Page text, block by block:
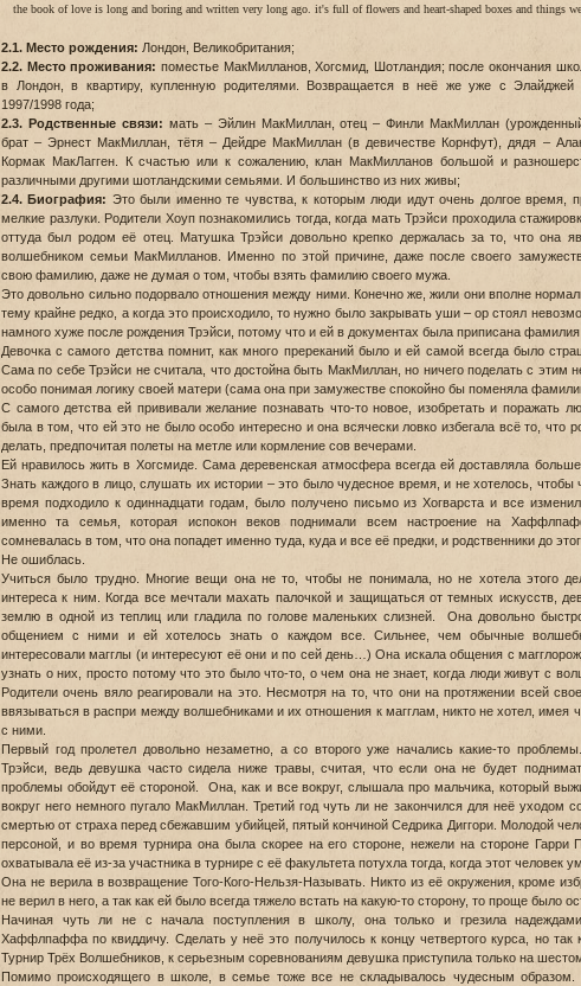
the book of love is long and boring and written very long ago. it's full of flowers and heart-shaped boxes and things
2.1. Место рождения: Лондон, Великобритания;
2.2. Место проживания: поместье МакМилланов, Хогсмид, Шотландия; после окончания
в Лондон, в квартиру, купленную родителями. Возвращается в неё же уже с
1997/1998 года;
2.3. Родственные связи: мать – Эйлин МакМиллан, отец – Финли МакМиллан
брат – Эрнест МакМиллан, тётя – Дейдре МакМиллан (в девичестве Корнфут), дядя –
Кормак МакЛагген. К счастью или к сожалению, клан МакМилланов большой и
различными другими шотландскими семьями. И большинство из них живы;
2.4. Биография: Это были именно те чувства, к которым люди идут очень долгое время,
мелкие разлуки. Родители Хоуп познакомились тогда, когда мать Трэйси проходила
оттуда был родом её отец. Матушка Трэйси довольно крепко держалась за то, что она
волшебником семьи МакМилланов. Именно по этой причине, даже после своего
свою фамилию, даже не думая о том, чтобы взять фамилию своего мужа.
Это довольно сильно подорвало отношения между ними. Конечно же, жили они вполне
тему крайне редко, а когда это происходило, то нужно было закрывать уши – ор стоял
намного хуже после рождения Трэйси, потому что и ей в документах была приписана
Девочка с самого детства помнит, как много пререканий было и ей самой всегда было
Сама по себе Трэйси не считала, что достойна быть МакМиллан, но ничего поделать с этим
особо понимая логику своей матери (сама она при замужестве спокойно бы поменяла
С самого детства ей прививали желание познавать что-то новое, изобретать и поражать
была в том, что ей это не было особо интересно и она всячески ловко избегала всё то, что
делать, предпочитая полеты на метле или кормление сов вечерами.
Ей нравилось жить в Хогсмиде. Сама деревенская атмосфера всегда ей доставляла
Знать каждого в лицо, слушать их истории – это было чудесное время, и не хотелось, чтобы
время подходило к одиннадцати годам, было получено письмо из Хогварста и все
именно та семья, которая испокон веков поднимали всем настроение на
сомневалась в том, что она попадет именно туда, куда и все её предки, и родственники до
Не ошиблась.
Учиться было трудно. Многие вещи она не то, чтобы не понимала, но не хотела этого
интереса к ним. Когда все мечтали махать палочкой и защищаться от темных искусств,
землю в одной из теплиц или гладила по голове маленьких слизней. Она довольно
общением с ними и ей хотелось знать о каждом все. Сильнее, чем обычные
интересовали магглы (и интересуют её они и по сей день…) Она искала общения с
узнать о них, просто потому что это было что-то, о чем она не знает, когда люди живут с
Родители очень вяло реагировали на это. Несмотря на то, что они на протяжении всей
ввязываться в распри между волшебниками и их отношения к магглам, никто не хотел, имея
с ними.
Первый год пролетел довольно незаметно, а со второго уже начались какие-то
Трэйси, ведь девушка часто сидела ниже травы, считая, что если она не будет
проблемы обойдут её стороной. Она, как и все вокруг, слышала про мальчика, который
вокруг него немного пугало МакМиллан. Третий год чуть ли не закончился для неё уходом
смертью от страха перед сбежавшим убийцей, пятый кончиной Седрика Диггори. Молодой
персоной, и во время турнира она была скорее на его стороне, нежели на стороне Гарри
охватывала её из-за участника в турнире с её факультета потухла тогда, когда этот человек
Она не верила в возвращение Того-Кого-Нельзя-Называть. Никто из её окружения, кроме
не верил в него, а так как ей было всегда тяжело встать на какую-то сторону, то проще было
Начиная чуть ли не с начала поступления в школу, она только и грезила
Хаффлпаффа по квиддичу. Сделать у неё это получилось к концу четвертого курса, но так
Турнир Трёх Волшебников, к серьезным соревнованиям девушка приступила только на
Помимо происходящего в школе, в семье тоже все не складывалось чудесным образом.